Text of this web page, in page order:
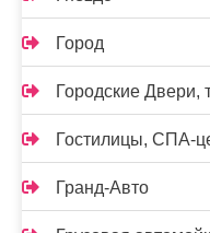
Город
Городские Двери,
Гостилицы, СПА-
Гранд-Авто